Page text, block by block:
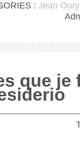
: Jean Oury
que